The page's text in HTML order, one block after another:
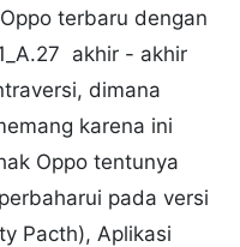
terbaru dengan
akhir - akhir
dimana
karena ini
Oppo tentunya
pada versi
Pacth), Aplikasi